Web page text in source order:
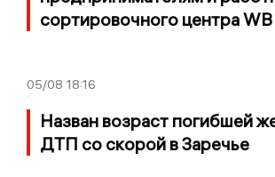
сортировочного центра WB
05/08 18:16
Назван возраст погибшей
ДТП со скорой в Заречье